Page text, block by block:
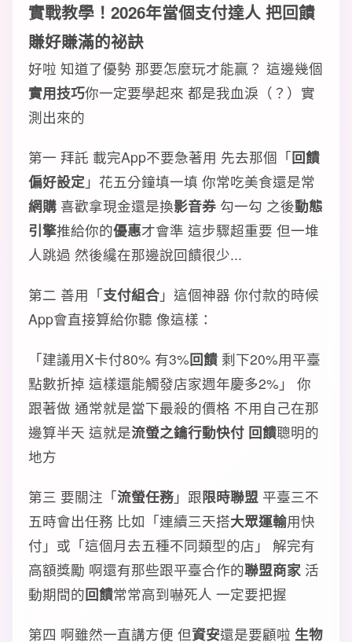
實戰教學！2026年當個支付達人 把回饋
賺好賺滿的祕訣
好啦 知道了優勢 那要怎麼玩才能贏？ 這邊幾個
實用技巧你一定要學起來 都是我血淚（？）實
測出來的
第一 拜託 載完App不要急著用 先去那個「回饋
偏好設定」花五分鐘填一填 你常吃美食還是常
網購 喜歡拿現金還是換影音券 勾一勾 之後動態
引擎推給你的優惠才會準 這步驟超重要 但一堆
人跳過 然後纔在那邊說回饋很少...
第二 善用「支付組合」這個神器 你付款的時候
App會直接算給你聽 像這樣：
「建議用X卡付80% 有3%回饋 剩下20%用平臺
點數折掉 這樣還能觸發店家週年慶多2%」 你
跟著做 通常就是當下最殺的價格 不用自己在那
邊算半天 這就是流螢之鑰行動快付 回饋聰明的
地方
第三 要關注「流螢任務」跟限時聯盟 平臺三不
五時會出任務 比如「連續三天搭大眾運輸用快
付」或「這個月去五種不同類型的店」 解完有
高額獎勵 啊還有那些跟平臺合作的聯盟商家 活
動期間的回饋常常高到嚇死人 一定要把握
第四 啊雖然一直講方便 但資安還是要顧啦 生物